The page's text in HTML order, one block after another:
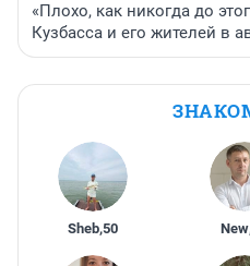
«Плохо, как никогда до
Кузбасса и его жителей в
Sheb,50 New